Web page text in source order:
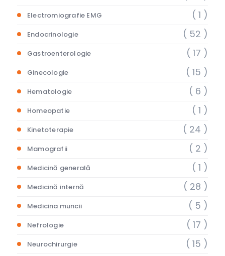
Electromiografie EMG ( 1 )
Endocrinologie ( 52 )
Gastroenterologie ( 17 )
Ginecologie ( 15 )
Hematologie ( 6 )
Homeopatie ( 1 )
Kinetoterapie ( 24 )
Mamografii ( 2 )
Medicină generală ( 1 )
Medicină internă ( 28 )
Medicina muncii ( 5 )
Nefrologie ( 17 )
Neurochirurgie ( 15 )